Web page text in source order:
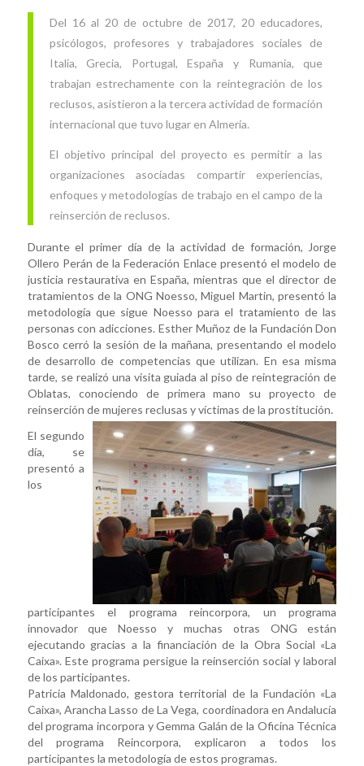
Del 16 al 20 de octubre de 2017, 20 educadores,
psicólogos, profesores y trabajadores sociales de
Italia, Grecia, Portugal, España y Rumania, que
trabajan estrechamente con la reintegración de los
reclusos, asistieron a la tercera actividad de formación
internacional que tuvo lugar en Almería.
El objetivo principal del proyecto es permitir a las
organizaciones asociadas compartir experiencias,
enfoques y metodologías de trabajo en el campo de la
reinserción de reclusos.
Durante el primer día de la actividad de formación, Jorge
Ollero Perán de la Federación Enlace presentó el modelo de
justicia restaurativa en España, mientras que el director de
tratamientos de la ONG Noesso, Miguel Martin, presentó la
metodología que sigue Noesso para el tratamiento de las
personas con adicciones. Esther Muñoz de la Fundación Don
Bosco cerró la sesión de la mañana, presentando el modelo
de desarrollo de competencias que utilizan. En esa misma
tarde, se realizó una visita guiada al piso de reintegración de
Oblatas, conociendo de primera mano su proyecto de
reinserción de mujeres reclusas y víctimas de la prostitución.
El segundo
día, se
presentó a
los
participantes el programa reincorpora, un programa
innovador que Noesso y muchas otras ONG están
ejecutando gracias a la financiación de la Obra Social «La
Caixa». Este programa persigue la reinserción social y laboral
de los participantes.
Patricia Maldonado, gestora territorial de la Fundación «La
Caixa», Arancha Lasso de La Vega, coordinadora en Andalucía
del programa incorpora y Gemma Galán de la Oficina Técnica
del programa Reincorpora, explicaron a todos los
participantes la metodología de estos programas.